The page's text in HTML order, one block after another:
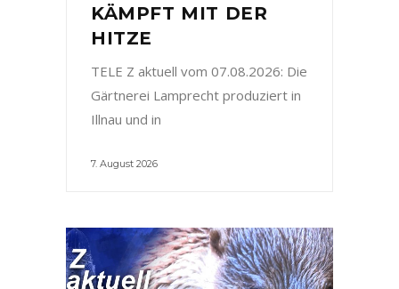
KÄMPFT MIT DER
HITZE
TELE Z aktuell vom 07.08.2026: Die
Gärtnerei Lamprecht produziert in
Illnau und in
7. August 2026